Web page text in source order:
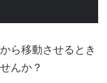
ら移動させるとき
んか？